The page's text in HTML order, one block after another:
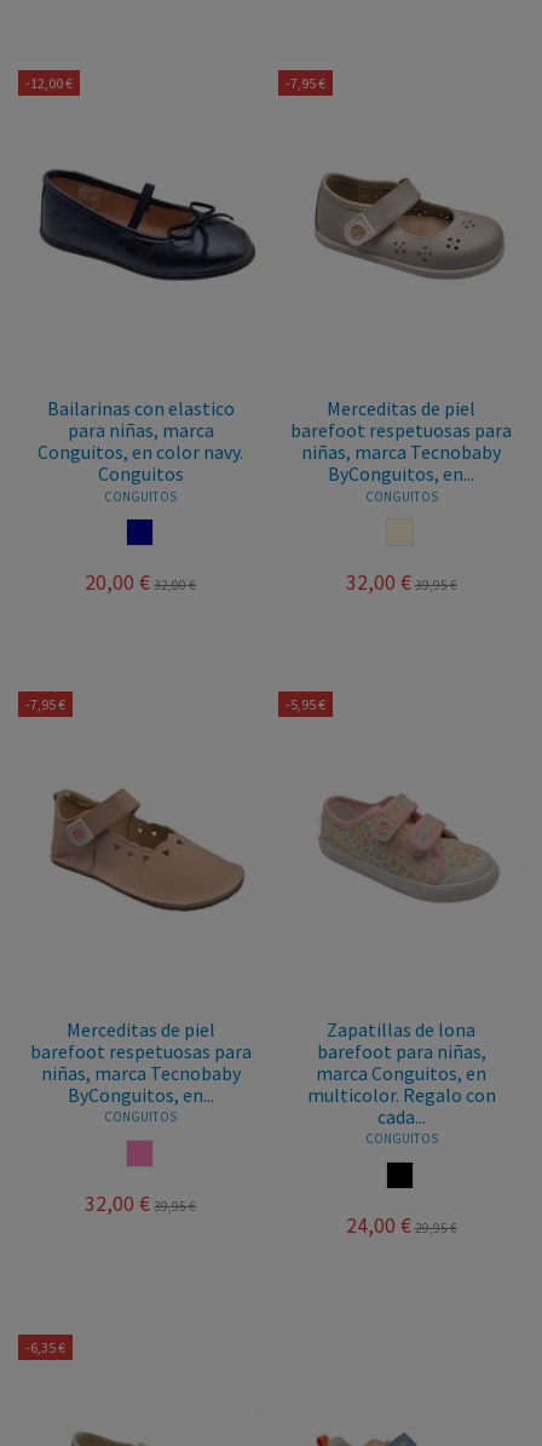
-12,00 €
Bailarinas con elastico
para niñas, marca
Conguitos, en color navy.
Conguitos
CONGUITOS
20,00 € 32,00 €
-7,95 €
Merceditas de piel
barefoot respetuosas para
niñas, marca Tecnobaby
ByConguitos, en...
CONGUITOS
32,00 € 39,95 €
-7,95 €
Merceditas de piel
barefoot respetuosas para
niñas, marca Tecnobaby
ByConguitos, en...
CONGUITOS
32,00 € 39,95 €
-5,95 €
Zapatillas de lona
barefoot para niñas,
marca Conguitos, en
multicolor. Regalo con
cada...
CONGUITOS
24,00 € 29,95 €
-6,35 €